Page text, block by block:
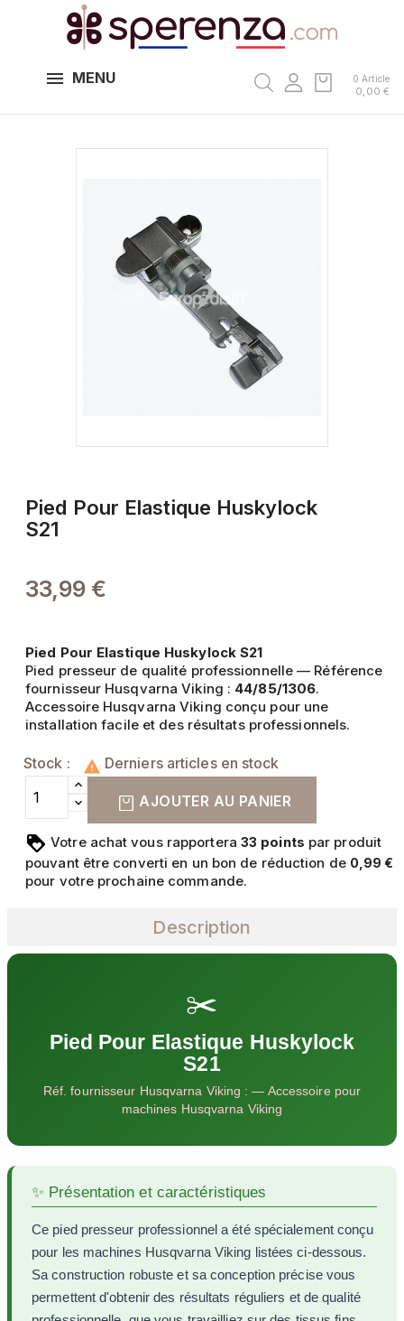
MENU 0 Article
0,00 €
Pied Pour Elastique Huskylock
S21
33,99 €
Pied Pour Elastique Huskylock S21
Pied presseur de qualité professionnelle — Référence
fournisseur Husqvarna Viking : 44/85/1306.
Accessoire Husqvarna Viking conçu pour une
installation facile et des résultats professionnels.
Stock :  Derniers articles en stock
AJOUTER AU PANIER
Votre achat vous rapportera 33 points par produit
pouvant être converti en un bon de réduction de 0,99 €
pour votre prochaine commande.
Description
✂️
Pied Pour Elastique Huskylock
S21
Réf. fournisseur Husqvarna Viking : — Accessoire pour
machines Husqvarna Viking
✨ Présentation et caractéristiques
Ce pied presseur professionnel a été spécialement conçu
pour les machines Husqvarna Viking listées ci-dessous.
Sa construction robuste et sa conception précise vous
permettent d'obtenir des résultats réguliers et de qualité